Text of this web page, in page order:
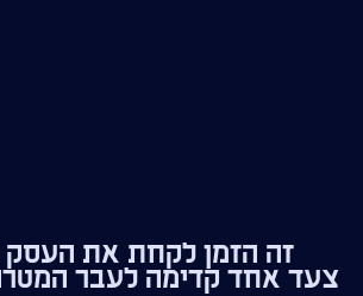
זה הזמן לקחת את
צעד אחד קדימה לעבר